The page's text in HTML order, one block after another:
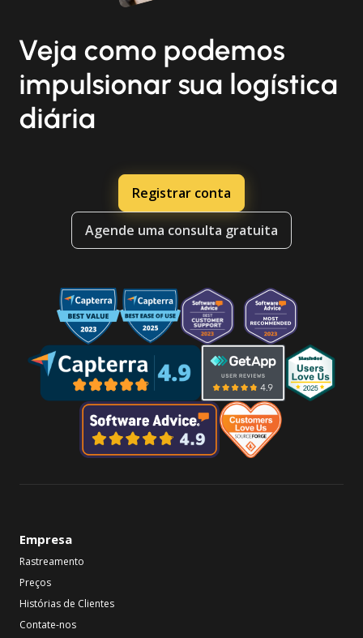
Veja como podemos
impulsionar sua logística
diária
Registrar conta
Agende uma consulta gratuita
Empresa
Rastreamento
Preços
Histórias de Clientes
Contate-nos